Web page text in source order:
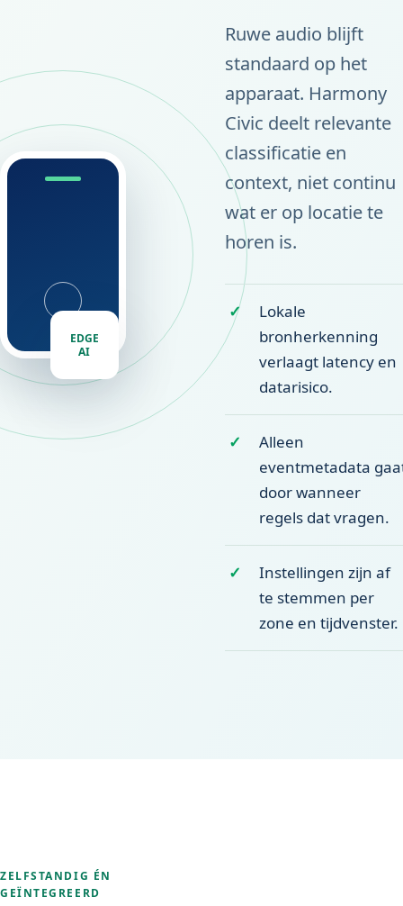
EDGE
AI
Ruwe audio blijft
standaard op het
apparaat. Harmony
Civic deelt relevante
classificatie en
context, niet continu
wat er op locatie te
horen is.
Lokale
bronherkenning
verlaagt latency en
datarisico.
Alleen
eventmetadata
door wanneer
regels dat vragen.
Instellingen zijn af
te stemmen per
zone en tijdvenster.
ZELFSTANDIG ÉN
GEÏNTEGREERD